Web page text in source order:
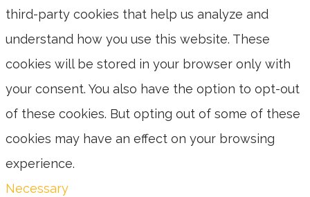
third-party cookies that help us analyze and
understand how you use this website. These
cookies will be stored in your browser only with
your consent. You also have the option to opt-out
of these cookies. But opting out of some of these
cookies may have an effect on your browsing
experience.
Necessary